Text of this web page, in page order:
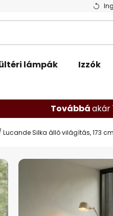
lámpák Izzók
Továbbáakár
Lucande Silka álló világítás, 173